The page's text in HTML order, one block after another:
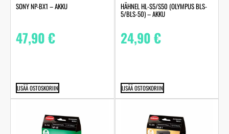
SONY NP-BX1 – AKKU
47,90€
LISÄÄ OSTOSKORIIN
HÄHNEL HL-S5/S50 (OLYMPUS BLS-
5/BLS-50) – AKKU
24,90€
LISÄÄ OSTOSKORIIN